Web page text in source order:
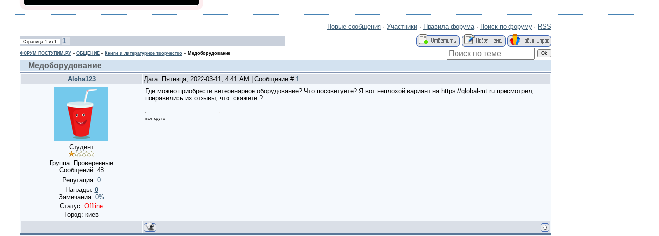
Новые сообщения · Участники · Правила форума· Поиск по форуму · RSS
Страница 1 из 1 1
ФОРУМ ПОСТУПИМ.РУ » ОБЩЕНИЕ » Книги и литературное творчество » Медоборудование
Медоборудование
Aloha123 Дата: Пятница, 2022-03-11, 4:41 AM | Сообщение # 1
Студент
Группа: Проверенные
Сообщений: 48
Репутация: 0
Награды: 0
Замечания: 0%
Статус: Offline
Город: киев
Где можно приобрести ветеринарное оборудование? Что посоветуете? Я вот неплохой вариант на https://global-mt.ru присмотрел,
понравились их отзывы, что скажете ?
все круто